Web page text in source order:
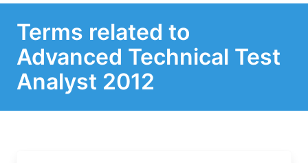
Terms related to
Advanced Technical Test
Analyst 2012